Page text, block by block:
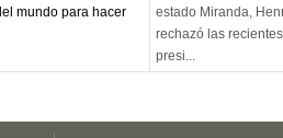
mundo para hacer
estado Miranda,
rechazó las
presi...